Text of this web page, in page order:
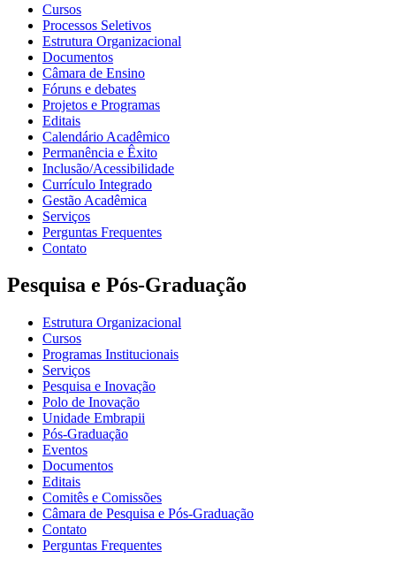
Cursos
Processos Seletivos
Estrutura Organizacional
Documentos
Câmara de Ensino
Fóruns e debates
Projetos e Programas
Editais
Calendário Acadêmico
Permanência e Êxito
Inclusão/Acessibilidade
Currículo Integrado
Gestão Acadêmica
Serviços
Perguntas Frequentes
Contato
Pesquisa e Pós-Graduação
Estrutura Organizacional
Cursos
Programas Institucionais
Serviços
Pesquisa e Inovação
Polo de Inovação
Unidade Embrapii
Pós-Graduação
Eventos
Documentos
Editais
Comitês e Comissões
Câmara de Pesquisa e Pós-Graduação
Contato
Perguntas Frequentes